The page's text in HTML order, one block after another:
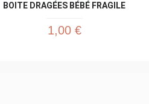
BOITE DRAGÉES BÉBÉ FRAGILE
1,00 €